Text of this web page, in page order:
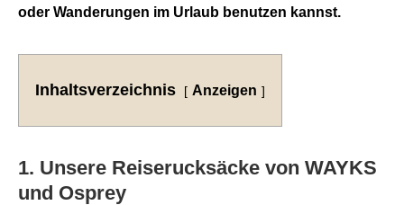
oder Wanderungen im Urlaub benutzen kannst.
Inhaltsverzeichnis Anzeigen
1. Unsere Reiserucksäcke von WAYKS
und Osprey